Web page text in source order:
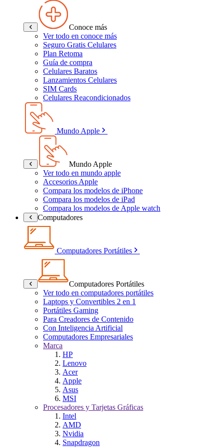
Conoce más
Ver todo en conoce más
Seguro Gratis Celulares
Plan Retoma
Guía de compra
Celulares Baratos
Lanzamientos Celulares
SIM Cards
Celulares Reacondicionados
Mundo Apple
Mundo Apple
Ver todo en mundo apple
Accesorios Apple
Compara los modelos de iPhone
Compara los modelos de iPad
Compara los modelos de Apple watch
Computadores
Computadores Portátiles
Computadores Portátiles
Ver todo en computadores portátiles
Laptops y Convertibles 2 en 1
Portátiles Gaming
Para Creadores de Contenido
Con Inteligencia Artificial
Computadores Empresariales
Marca
HP
Lenovo
Acer
Apple
Asus
MSI
Procesadores y Tarjetas Gráficas
Intel
AMD
Nvidia
Snapdragon